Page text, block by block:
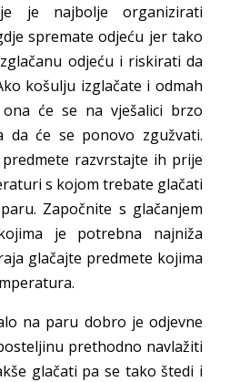
je najbolje organizirati
spremate odjeću jer tako
odjeću i riskirati da
košulju izglačate i odmah
će se na vješalici brzo
da će se ponovo zgužvati.
predmete razvrstajte ih prije
s kojom trebate glačati
Započnite s glačanjem
je potrebna najniža
glačajte predmete kojima
na paru dobro je odjevne
prethodno navlažiti
glačati pa se tako štedi i